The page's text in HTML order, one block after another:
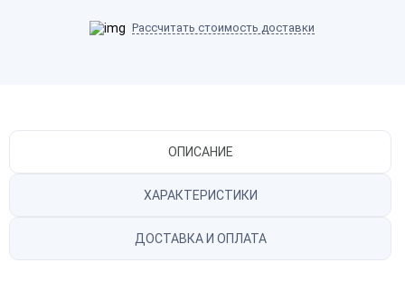
Рассчитать стоимость доставки
ОПИСАНИЕ
ХАРАКТЕРИСТИКИ
ДОСТАВКА И ОПЛАТА